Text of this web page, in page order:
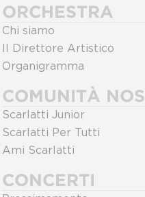
ORCHESTRA
Chi siamo
Il Direttore Artistico
Organigramma
COMUNITÀ NOS
Scarlatti Junior
Scarlatti Per Tutti
Ami Scarlatti
CONCERTI